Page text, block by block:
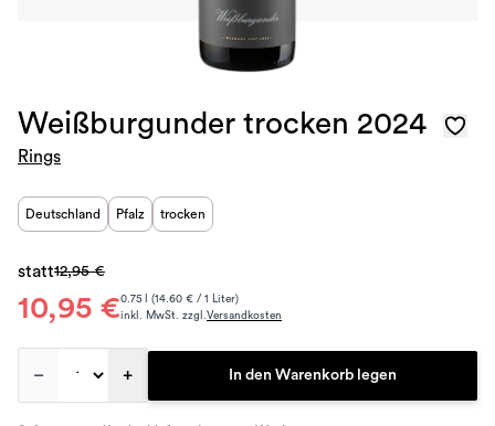
Weißburgunder trocken 2024
Rings
Deutschland Pfalz trocken
10,95 €
statt12,95 €
0.75 l (14.60 € / 1 Liter)
inkl. MwSt. zzgl.Versandkosten
– + In den Warenkorb legen